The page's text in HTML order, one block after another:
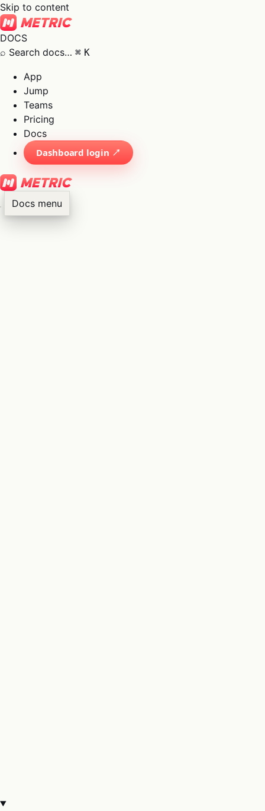
Skip to content
DOCS
⌕ Search docs… ⌘ K
App
Jump
Teams
Pricing
Docs
Dashboard login ↗
Docs menu